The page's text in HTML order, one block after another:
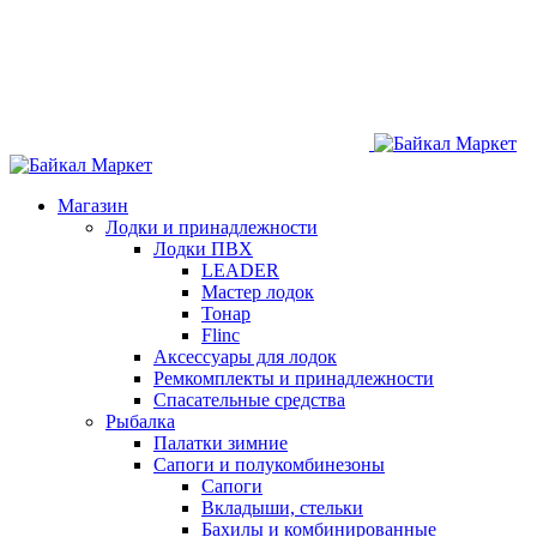
Магазин
Лодки и принадлежности
Лодки ПВХ
LEADER
Мастер лодок
Тонар
Flinc
Аксессуары для лодок
Ремкомплекты и принадлежности
Спасательные средства
Рыбалка
Палатки зимние
Сапоги и полукомбинезоны
Сапоги
Вкладыши, стельки
Бахилы и комбинированные